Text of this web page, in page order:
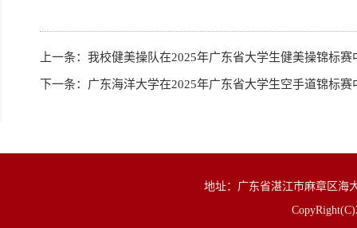
上一条： 我校健美操队在2025年广东省大学生健美操锦标赛
下一条： 广东海洋大学在2025年广东省大学生空手道锦标
地址：广东省湛江市麻章区海